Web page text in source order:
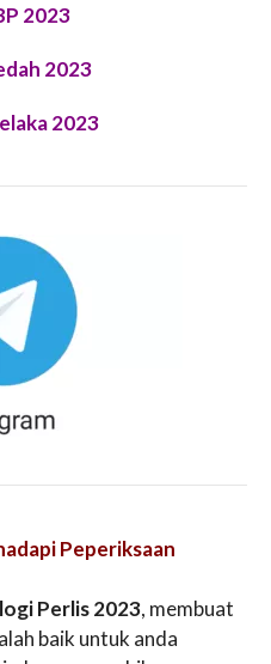
2023
2023
2023
Peperiksaan
Perlis 2023, membuat
baik untuk anda